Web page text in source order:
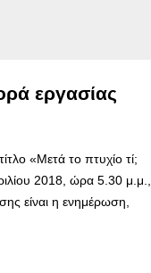
εργασίας
«Μετά το πτυχίο τί;
2018, ώρα 5.30 μ.μ.,
είναι η ενημέρωση,